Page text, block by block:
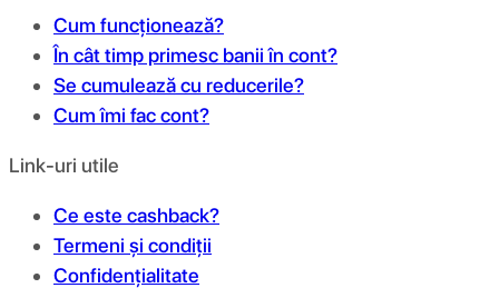
Cum funcționează?
În cât timp primesc banii în cont?
Se cumulează cu reducerile?
Cum îmi fac cont?
Link-uri utile
Ce este cashback?
Termeni și condiții
Confidențialitate